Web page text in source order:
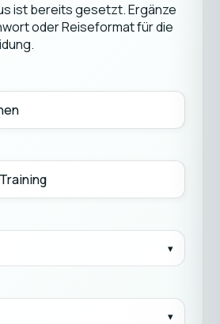
ist bereits gesetzt. Ergänze
oder Reiseformat für die